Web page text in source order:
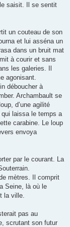
saisit. Il se sentit
un couteau de son
et lui asséna un
dans un bruit mat
à courir et sans
les galeries. Il
agonisant.
déboucher à
Archambault se
d’une agilité
laissa le temps a
carabine. Le loup
envoya
par le courant. La
mètres. Il comprit
Seine, là où le
la ville.
pas au
scrutant son futur